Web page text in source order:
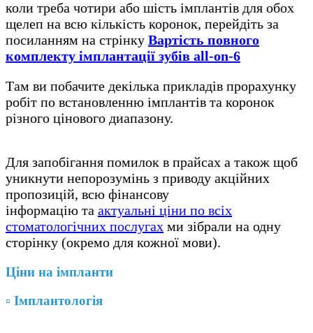
коли треба чотири або шість імплантів для обох
щелеп на всю кількість коронок, перейдіть за
посиланням на стрінку Вартість повного
комплекту імплантації зубів all-on-6
Там ви побачите декілька прикладів прорахунку
робіт по встановленню імплантів та коронок
різного цінового диапазону.
Для запобігання помилок в прайсах а також щоб
уникнути непорозумінь з приводу акційних
пропозицій, всю фінансову
інформацію та актуальні ціни по всіх
стоматологічних послугах ми зібрали на одну
сторінку (окремо для кожної мови).
Ціни на імпланти
▫️ Імплантологія